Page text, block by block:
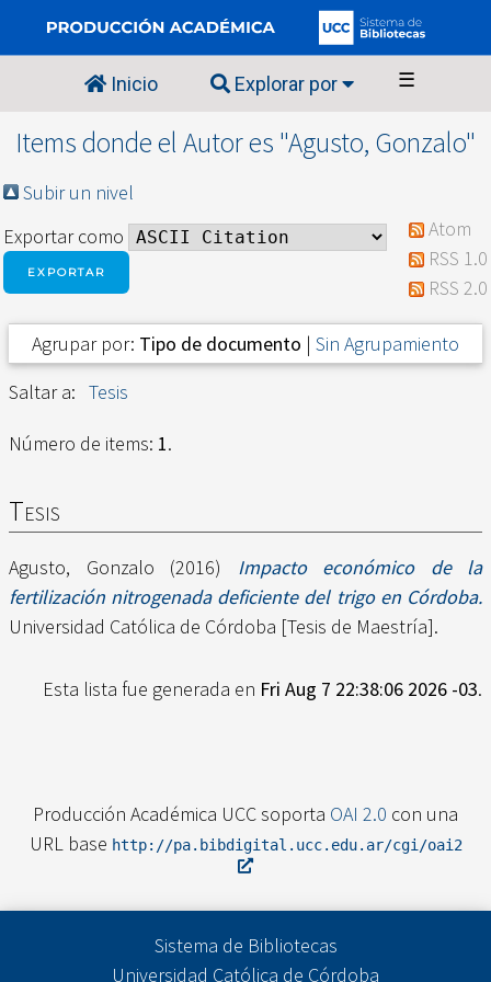
Inicio Explorar por ☰
Items donde el Autor es "Agusto, Gonzalo"
Subir un nivel
Exportar como
Atom
RSS 1.0
RSS 2.0
Agrupar por: Tipo de documento | Sin Agrupamiento
Saltar a: Tesis
Número de items: 1.
Tesis
Agusto, Gonzalo (2016) Impacto económico de la
fertilización nitrogenada deficiente del trigo en Córdoba.
Universidad Católica de Córdoba [Tesis de Maestría].
Esta lista fue generada en Fri Aug 7 22:38:06 2026 -03.
Producción Académica UCC soporta OAI 2.0 con una
URL base http://pa.bibdigital.ucc.edu.ar/cgi/oai2
Sistema de Bibliotecas
Universidad Católica de Córdoba